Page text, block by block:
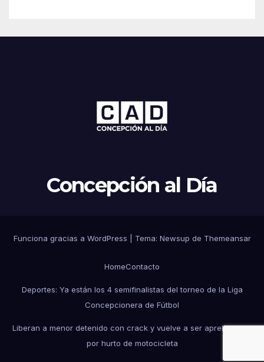
Concepción al Día
Funciona gracias a WordPress Tema: Newsup de Themeansar
HomeContacto
Deportes: Ya están los 4 semifinalistas del torneo de la Liga
Concepcionera de Fútbol
Liberan a menor detenido con crack y vuelve a ser aprehendido
por hurto de motocicleta